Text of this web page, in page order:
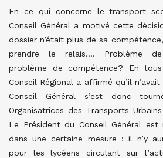
En ce qui concerne le transport
Conseil Général a motivé cette
dossier n’était plus de sa
prendre le relais…. Problème
problème de compétence? En
Conseil Régional a affirmé qu’il
Conseil Général s’est donc
Organisatrices des Transports
Le Président du Conseil Général
dans une certaine mesure : il n’y
pour les lycéens circulant sur